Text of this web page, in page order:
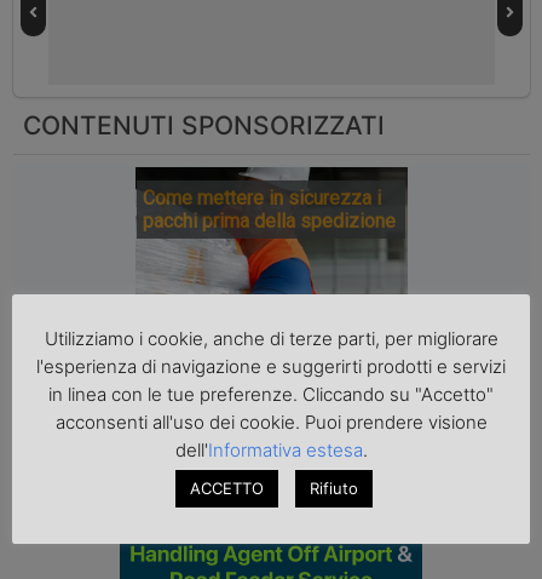
CONTENUTI SPONSORIZZATI
Come mettere in sicurezza i
pacchi prima della spedizione
Utilizziamo i cookie, anche di terze parti, per migliorare
l'esperienza di navigazione e suggerirti prodotti e servizi
in linea con le tue preferenze. Cliccando su "Accetto"
acconsenti all'uso dei cookie. Puoi prendere visione
dell'Informativa estesa.
ACCETTO Rifiuto